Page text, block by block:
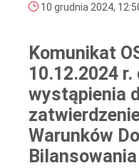
10 grudnia 2024,
Komunikat
10.12.2024
wystąpienia
Warunków
Bilansowania